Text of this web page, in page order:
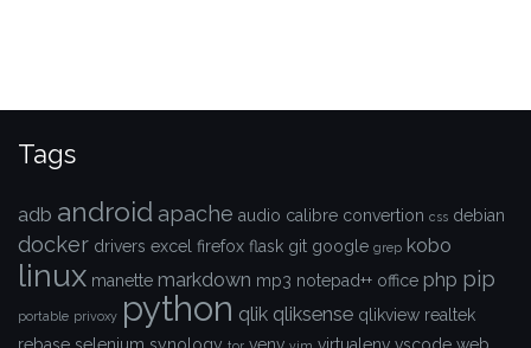
Tags
adb android apache audio calibre convertion css debian
docker drivers excel firefox flask git google grep kobo
linux manette markdown mp3 notepad++ office php pip
portable privoxy python qlik qliksense qlikview realtek